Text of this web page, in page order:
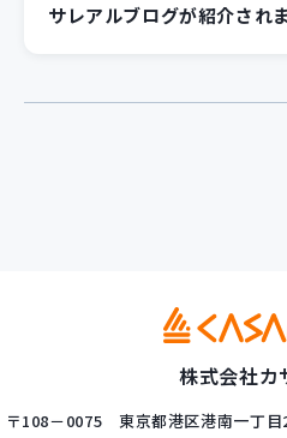
サレアルブログが紹介され
株式会社カ
〒108－0075 東京都港区港南一丁目